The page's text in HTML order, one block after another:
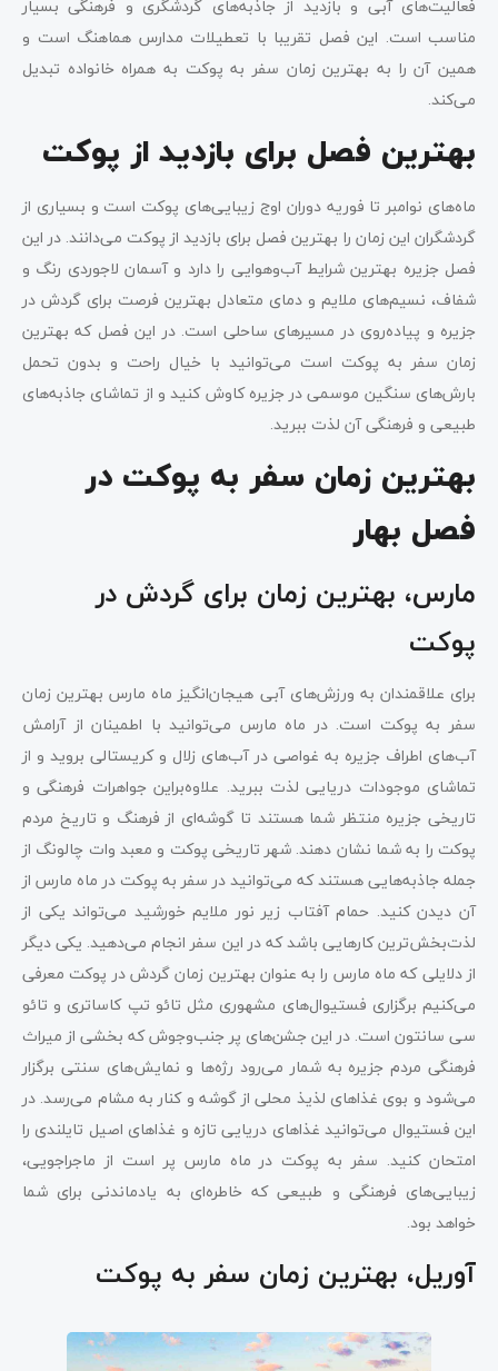
فعالیت‌های آبی و بازدید از جاذبه‌های گردشگری و فرهنگی بسیار
مناسب است. این فصل تقریبا با تعطیلات مدارس هماهنگ است و
همین آن را به بهترین زمان سفر به پوکت به همراه خانواده تبدیل
می‌کند.
بهترین فصل برای بازدید از پوکت
ماه‌های نوامبر تا فوریه دوران اوج زیبایی‌های پوکت است و بسیاری از
گردشگران این زمان را بهترین فصل برای بازدید از پوکت می‌دانند. در این
فصل جزیره بهترین شرایط آب‌وهوایی را دارد و آسمان لاجوردی رنگ و
شفاف، نسیم‌های ملایم و دمای متعادل بهترین فرصت برای گردش در
جزیره و پیاده‌روی در مسیرهای ساحلی است. در این فصل که بهترین
زمان سفر به پوکت است می‌توانید با خیال راحت و بدون تحمل
بارش‌های سنگین موسمی در جزیره کاوش کنید و از تماشای جاذبه‌های
طبیعی و فرهنگی آن لذت ببرید.
بهترین زمان سفر به پوکت در
فصل بهار
مارس، بهترین زمان برای گردش در
پوکت
برای علاقمندان به ورزش‌های آبی هیجان‌انگیز ماه مارس بهترین زمان
سفر به پوکت است. در ماه مارس می‌توانید با اطمینان از آرامش
آب‌های اطراف جزیره به غواصی در آب‌های زلال و کریستالی بروید و از
تماشای موجودات دریایی لذت ببرید. علاوه‌براین جواهرات فرهنگی و
تاریخی جزیره منتظر شما هستند تا گوشه‌ای از فرهنگ و تاریخ مردم
پوکت را به شما نشان دهند. شهر تاریخی پوکت و معبد وات چالونگ از
جمله جاذبه‌هایی هستند که می‌توانید در سفر به پوکت در ماه مارس از
آن دیدن کنید. حمام آفتاب زیر نور ملایم خورشید می‌تواند یکی از
لذت‌بخش‌ترین کارهایی باشد که در این سفر انجام می‌دهید. یکی دیگر
از دلایلی که ماه مارس را به عنوان بهترین زمان گردش در پوکت معرفی
می‌کنیم برگزاری فستیوال‌های مشهوری مثل تائو تپ کاساتری و تائو
سی سانتون است. در این جشن‌های پر جنب‌وجوش که بخشی از میراث
فرهنگی مردم جزیره به شمار می‌رود رژه‌ها و نمایش‌های سنتی برگزار
می‌شود و بوی غذاهای لذیذ محلی از گوشه و کنار به مشام می‌رسد. در
این فستیوال می‌توانید غذاهای دریایی تازه و غذاهای اصیل تایلندی را
امتحان کنید. سفر به پوکت در ماه مارس پر است از ماجراجویی،
زیبایی‌های فرهنگی و طبیعی که خاطره‌ای به یادماندنی برای شما
خواهد بود.
آوریل، بهترین زمان سفر به پوکت